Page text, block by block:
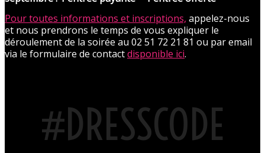
Pour toutes informations et inscriptions, appelez-nous
et nous prendrons le temps de vous expliquer le
déroulement de la soirée au 02 51 72 21 81 ou par email
via le formulaire de contactdisponible ici.
#DRESSCODE